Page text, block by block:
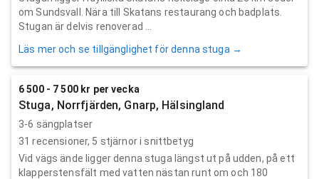
om Sundsvall. Nära till Skatans restaurang och badplats.
Stugan är delvis renoverad ...
Läs mer och se tillgänglighet för denna stuga →
6 500 - 7 500 kr per vecka
Stuga, Norrfjärden, Gnarp, Hälsingland
3-6 sängplatser
31 recensioner, 5 stjärnor i snittbetyg
Vid vägs ände ligger denna stuga längst ut på udden, på ett
klapperstensfält med vatten nästan runt om och 180